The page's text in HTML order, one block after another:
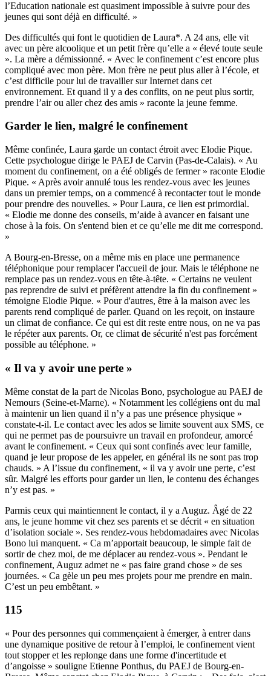
l’Education nationale est quasiment impossible à suivre pour des
jeunes qui sont déjà en difficulté. »
Des difficultés qui font le quotidien de Laura*. A 24 ans, elle vit
avec un père alcoolique et un petit frère qu’elle a « élevé toute seule
». La mère a démissionné. « Avec le confinement c’est encore plus
compliqué avec mon père. Mon frère ne peut plus aller à l’école, et
c’est difficile pour lui de travailler sur Internet dans cet
environnement. Et quand il y a des conflits, on ne peut plus sortir,
prendre l’air ou aller chez des amis » raconte la jeune femme.
Garder le lien, malgré le confinement
Même confinée, Laura garde un contact étroit avec Elodie Pique.
Cette psychologue dirige le PAEJ de Carvin (Pas-de-Calais). « Au
moment du confinement, on a été obligés de fermer » raconte Elodie
Pique. « Après avoir annulé tous les rendez-vous avec les jeunes
dans un premier temps, on a commencé à recontacter tout le monde
pour prendre des nouvelles. » Pour Laura, ce lien est primordial.
« Elodie me donne des conseils, m’aide à avancer en faisant une
chose à la fois. On s'entend bien et ce qu’elle me dit me correspond.
»
A Bourg-en-Bresse, on a même mis en place une permanence
téléphonique pour remplacer l'accueil de jour. Mais le téléphone ne
remplace pas un rendez-vous en tête-à-tête. « Certains ne veulent
pas reprendre de suivi et préfèrent attendre la fin du confinement »
témoigne Elodie Pique. « Pour d'autres, être à la maison avec les
parents rend compliqué de parler. Quand on les reçoit, on instaure
un climat de confiance. Ce qui est dit reste entre nous, on ne va pas
le répéter aux parents. Or, ce climat de sécurité n'est pas forcément
possible au téléphone. »
« Il va y avoir une perte »
Même constat de la part de Nicolas Bono, psychologue au PAEJ de
Nemours (Seine-et-Marne). « Notamment les collégiens ont du mal
à maintenir un lien quand il n’y a pas une présence physique »
constate-t-il. Le contact avec les ados se limite souvent aux SMS, ce
qui ne permet pas de poursuivre un travail en profondeur, amorcé
avant le confinement. « Ceux qui sont confinés avec leur famille,
quand je leur propose de les appeler, en général ils ne sont pas trop
chauds. » A l’issue du confinement, « il va y avoir une perte, c’est
sûr. Malgré les efforts pour garder un lien, le contenu des échanges
n’y est pas. »
Parmis ceux qui maintiennent le contact, il y a Auguz. Âgé de 22
ans, le jeune homme vit chez ses parents et se décrit « en situation
d’isolation sociale ». Ses rendez-vous hebdomadaires avec Nicolas
Bono lui manquent. « Ca m’apportait beaucoup, le simple fait de
sortir de chez moi, de me déplacer au rendez-vous ». Pendant le
confinement, Auguz admet ne « pas faire grand chose » de ses
journées. « Ca gèle un peu mes projets pour me prendre en main.
C’est un peu embêtant. »
115
« Pour des personnes qui commençaient à émerger, à entrer dans
une dynamique positive de retour à l’emploi, le confinement vient
tout stopper et les replonge dans une forme d'incertitude et
d’angoisse » souligne Etienne Ponthus, du PAEJ de Bourg-en-